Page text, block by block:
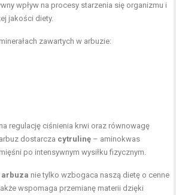
wpływ na procesy starzenia się organizmu i
jakości diety.
zawartych w arbuzie:
regulację ciśnienia krwi oraz równowagę
dostarcza cytrulinę – aminokwas
po intensywnym wysiłku fizycznym.
arbuza nie tylko wzbogaca naszą dietę o cenne
wspomaga przemianę materii dzięki